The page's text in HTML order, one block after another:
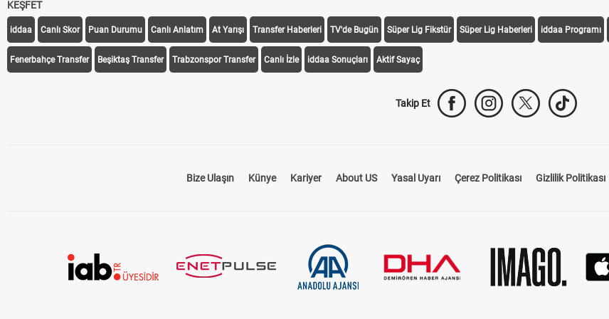
KEŞFET
iddaa Canlı Skor Puan Durumu Canlı Anlatım At Yarışı Transfer Haberleri TV'de Bugün Süper Lig Fikstür Süper Lig Haberleri iddaa Programı
Fenerbahçe Transfer Beşiktaş Transfer Trabzonspor Transfer Canlı İzle iddaa Sonuçları Aktif Sayaç
Takip Et
Bize Ulaşın Künye Kariyer About US Yasal Uyarı Çerez Politikası Gizlilik Politikası